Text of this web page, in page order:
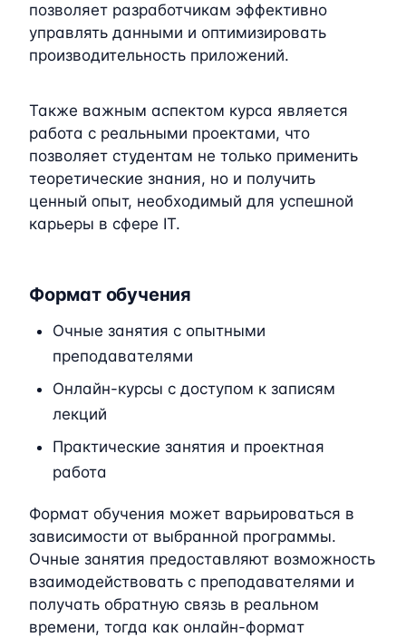
позволяет разработчикам эффективно
управлять данными и оптимизировать
производительность приложений.
Также важным аспектом курса является
работа с реальными проектами, что
позволяет студентам не только применить
теоретические знания, но и получить
ценный опыт, необходимый для успешной
карьеры в сфере IT.
Формат обучения
Очные занятия с опытными
преподавателями
Онлайн-курсы с доступом к записям
лекций
Практические занятия и проектная
работа
Формат обучения может варьироваться в
зависимости от выбранной программы.
Очные занятия предоставляют возможность
взаимодействовать с преподавателями и
получать обратную связь в реальном
времени, тогда как онлайн-формат